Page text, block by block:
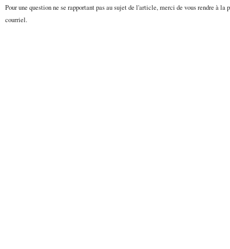
Pour une question ne se rapportant pas au sujet de l'article, merci de vous rendre à la
courriel.